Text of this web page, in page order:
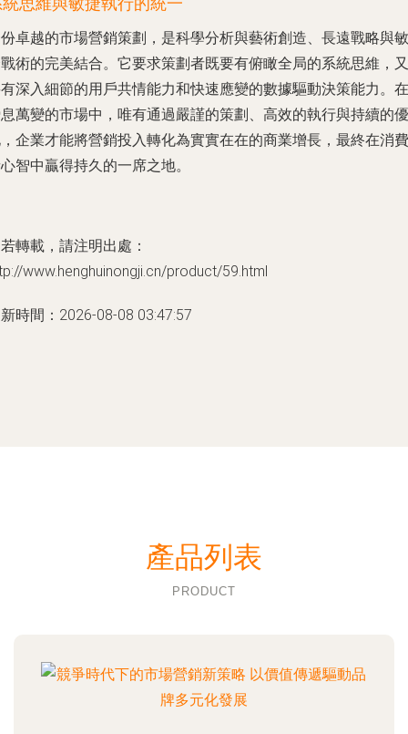
思維與敏捷執行的統一
卓越的市場營銷策劃，是科學分析與藝術創造、長遠戰略與敏
術的完美結合。它要求策劃者既要有俯瞰全局的系統思維，又
深入細節的用戶共情能力和快速應變的數據驅動決策能力。在
萬變的市場中，唯有通過嚴謹的策劃、高效的執行與持續的優
企業才能將營銷投入轉化為實實在在的商業增長，最終在消費
智中贏得持久的一席之地。
轉載，請注明出處：
www.henghuinongji.cn/product/59.html
時間：2026-08-08 03:47:57
產品列表
PRODUCT